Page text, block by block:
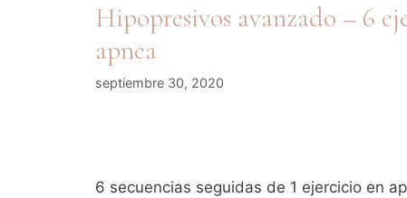
Hipopresivos avanzado – 6
apnea
septiembre 30, 2020
6 secuencias seguidas de 1 ejercicio en